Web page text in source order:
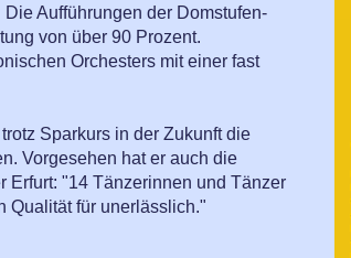
Aufführungen der Domstufen-
von über 90 Prozent.
Orchesters mit einer fast
Sparkurs in der Zukunft die
Vorgesehen hat er auch die
Erfurt: "14 Tänzerinnen und Tänzer
Qualität für unerlässlich."